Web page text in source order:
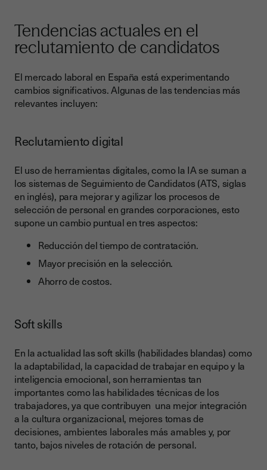
Tendencias actuales en el
reclutamiento de candidatos
El mercado laboral en España está experimentando
cambios significativos. Algunas de las tendencias más
relevantes incluyen:
Reclutamiento digital
El uso de herramientas digitales, como la IA se suman a
los sistemas de Seguimiento de Candidatos (ATS, siglas
en inglés), para mejorar y agilizar los procesos de
selección de personal en grandes corporaciones, esto
supone un cambio puntual en tres aspectos:
Reducción del tiempo de contratación.
Mayor precisión en la selección.
Ahorro de costos.
Soft skills
En la actualidad las soft skills (habilidades blandas) como
la adaptabilidad, la capacidad de trabajar en equipo y la
inteligencia emocional, son herramientas tan
importantes como las habilidades técnicas de los
trabajadores, ya que contribuyen una mejor integración
a la cultura organizacional, mejores tomas de
decisiones, ambientes laborales más amables y, por
tanto, bajos niveles de rotación de personal.